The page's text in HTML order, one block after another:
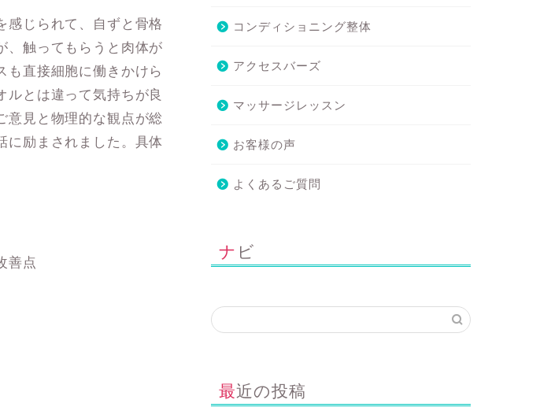
感じられて、自ずと骨格
、触ってもらうと肉体が
も直接細胞に働きかけら
ルとは違って気持ちが良
意見と物理的な観点が総
に励まされました。具体
善点
コンディショニング整体
アクセスバーズ
マッサージレッスン
お客様の声
よくあるご質問
ナビ
最近の投稿